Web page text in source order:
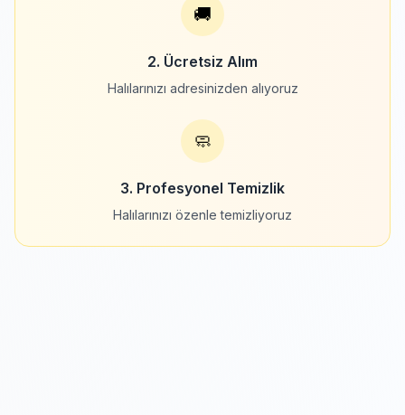
🚚
2. Ücretsiz Alım
Halılarınızı adresinizden alıyoruz
🧼
3. Profesyonel Temizlik
Halılarınızı özenle temizliyoruz